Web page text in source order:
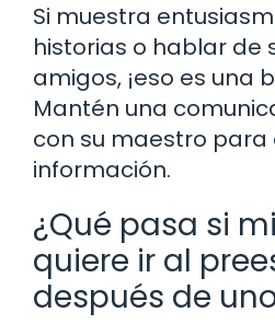
Si muestra
historias o hablar de
amigos, ¡eso es una
Mantén una
con su maestro
información.
¿Qué pasa si
quiere ir al
después de